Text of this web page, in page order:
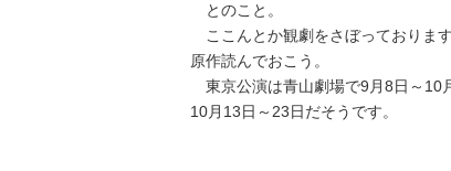
とのこと。
ここんとか観劇をさぼっておりま
原作読んでおこう。
東京公演は青山劇場で9月8日～10
10月13日～23日だそうです。